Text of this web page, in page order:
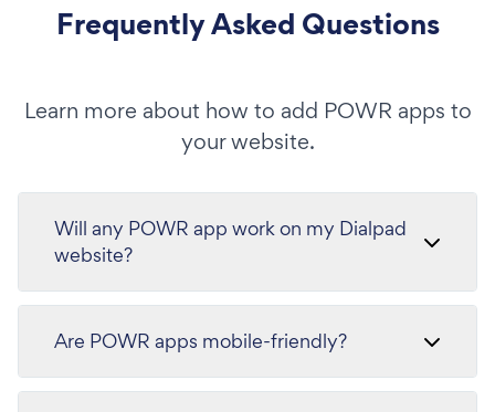
Frequently Asked Questions
Learn more about how to add POWR apps to
your website.
Will any POWR app work on my Dialpad
website?
Are POWR apps mobile-friendly?